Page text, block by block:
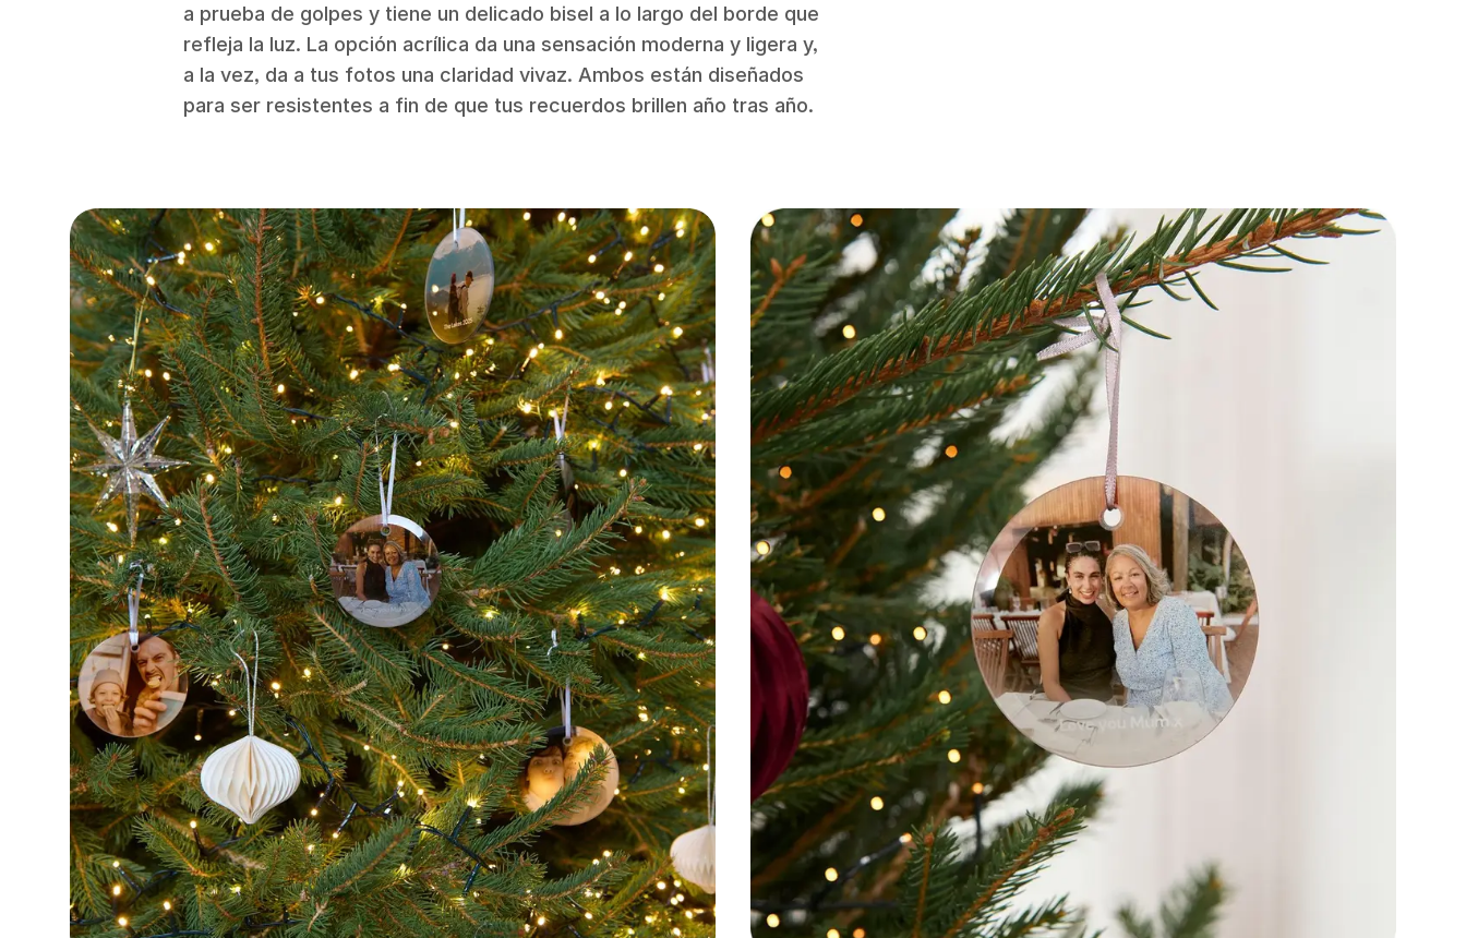
a prueba de golpes y tiene un delicado bisel a lo largo del borde que
refleja la luz. La opción acrílica da una sensación moderna y ligera y,
a la vez, da a tus fotos una claridad vivaz. Ambos están diseñados
para ser resistentes a fin de que tus recuerdos brillen año tras año.